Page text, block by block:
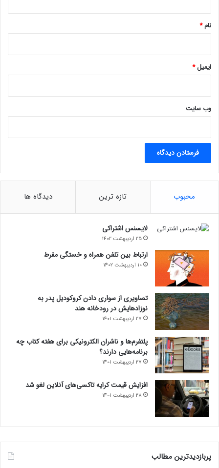
ق
ر
ا
خ
و
ا
ن
د
د
د
نام*
ایمیل*
وب‌ سایت
محبوب تازه ترین دیدگاه ها
لایسنس اشتراکی
25 اردیبهشت 1402
ارتباط بین تلفن همراه و خستگی مفرط
10 اردیبهشت 1402
تصاویری از سواری دادن کروکودیل پدر به
نوزادهایش در رودخانه هند
27 اردیبهشت 1401
پلتفرم‌ها و ناشران الکترونیکی برای هفته کتاب چه
برنامه‌هایی دارند؟
27 اردیبهشت 1401
افزایش قیمت کرایه تاکسی‌های آنلاین لغو شد
28 اردیبهشت 1401
پربازدیدترین مطالب